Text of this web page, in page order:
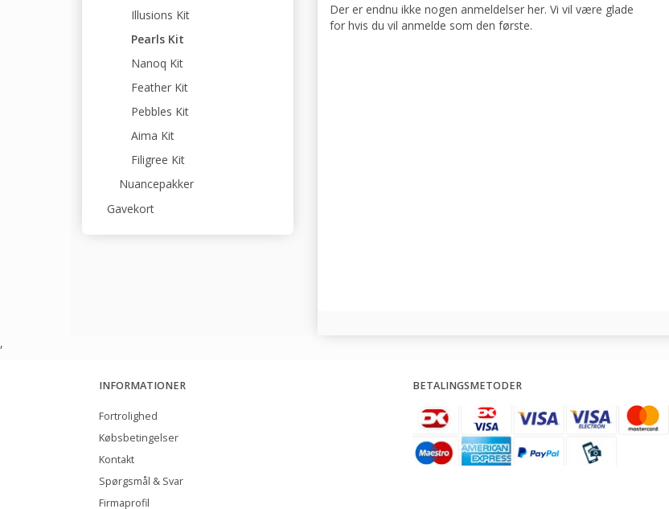
Illusions Kit
Pearls Kit
Nanoq Kit
Feather Kit
Pebbles Kit
Aima Kit
Filigree Kit
Nuancepakker
Gavekort
Der er endnu ikke nogen anmeldelser her. Vi vil være glade
for hvis du vil anmelde som den første.
,
INFORMATIONER
Fortrolighed
Købsbetingelser
Kontakt
Spørgsmål & Svar
Firmaprofil
BETALINGSMETODER